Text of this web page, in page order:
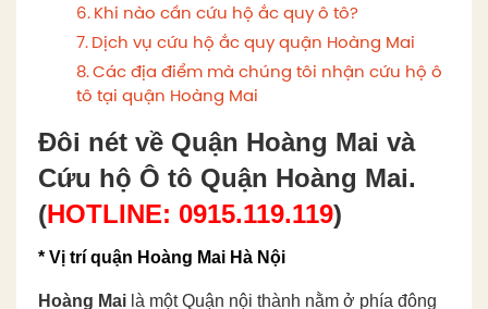
Khi nào cần cứu hộ ắc quy ô tô?
Dịch vụ cứu hộ ắc quy quận Hoàng Mai
Các địa điểm mà chúng tôi nhận cứu hộ ô
tô tại quận Hoàng Mai
Đôi nét về Quận Hoàng Mai và
Cứu hộ Ô tô Quận Hoàng Mai.
(HOTLINE: 0915.119.119)
* Vị trí quận Hoàng Mai Hà Nội
Hoàng Mai là một Quận nội thành nằm ở phía đông